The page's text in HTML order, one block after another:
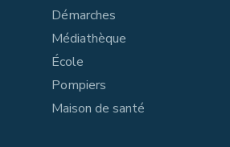
Démarches
Médiathèque
École
Pompiers
Maison de santé